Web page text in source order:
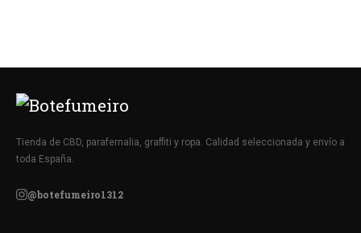
Tienda de CBD, parafernalia, graffiti y ropa. Calidad seleccionada y envío a
toda España.
@botefumeiro1312